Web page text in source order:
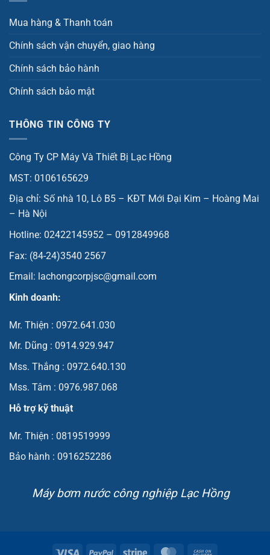
Mua hàng & Thanh toán
Chính sách vận chuyển, giao hàng
Chính sách bảo hành
Chính sách bảo mật
THÔNG TIN CÔNG TY
Công Ty CP Máy Và Thiết Bị Lạc Hồng
MST: 0106165629
Địa chỉ: Số nhà 10, Lô B5 – KĐT Mới Đại Kim – Hoàng Mai
– Hà Nội
Hotline: 02422145952 – 0912849968
Fax: (84-24)3540 2567
Email: lachongcorpjsc@gmail.com
Kinh doanh:
Mr. Thiện : 0972.641.030
Mr. Dũng : 0914.929.947
Mss. Thắng : 0972.640.130
Mss. Tâm : 0976.987.068
Hỗ trợ kỹ thuật
Mr. Thiện : 0819519999
Bảo hành : 0916252286
Máy bơm nước công nghiệp Lạc Hồng
Visa PayPal Stripe MasterCard